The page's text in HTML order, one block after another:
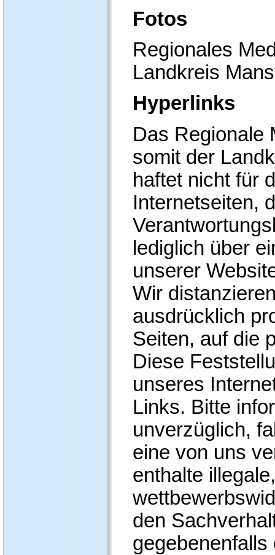
Fotos
Regionales
Landkreis
Hyperlinks
Das Regionale
somit der
haftet nicht für
Internetseiten,
lediglich über
unserer
Wir
ausdrücklich
Seiten, auf die
Diese
unseres
Links. Bitte
unverzüglich,
eine von uns
enthalte
den